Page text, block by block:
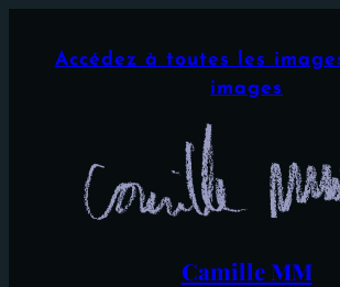
Accédez à toutes les
images
Camille MM